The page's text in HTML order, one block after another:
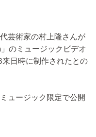
芸術家の村上隆さんが
のミュージックビデオ
日時に制作されたとの
ュージック限定で公開